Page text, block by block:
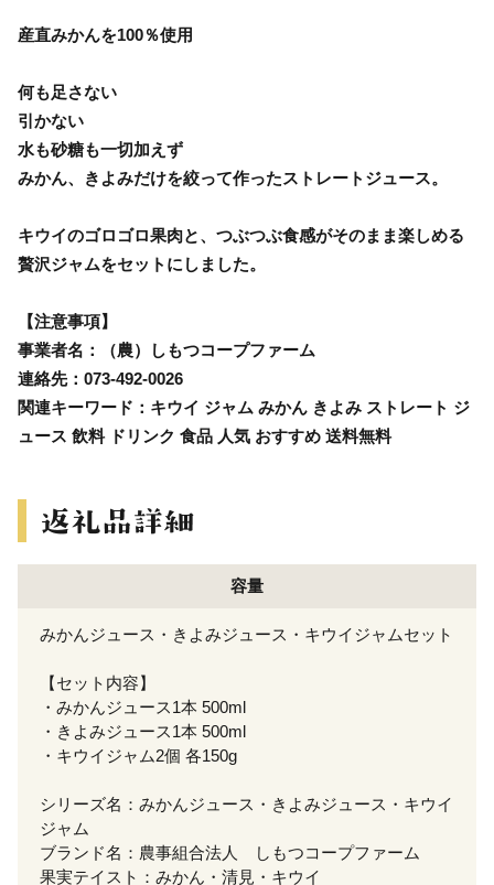
産直みかんを100％使用
何も足さない
引かない
水も砂糖も一切加えず
みかん、きよみだけを絞って作ったストレートジュース。
キウイのゴロゴロ果肉と、つぶつぶ食感がそのまま楽しめる
贅沢ジャムをセットにしました。
【注意事項】
事業者名：（農）しもつコープファーム
連絡先：073-492-0026
関連キーワード：キウイ ジャム みかん きよみ ストレート ジ
ュース 飲料 ドリンク 食品 人気 おすすめ 送料無料
容量
みかんジュース・きよみジュース・キウイジャムセット
【セット内容】
・みかんジュース1本 500ml
・きよみジュース1本 500ml
・キウイジャム2個 各150g
シリーズ名：みかんジュース・きよみジュース・キウイ
ジャム
ブランド名：農事組合法人 しもつコープファーム
果実テイスト：みかん・清見・キウイ